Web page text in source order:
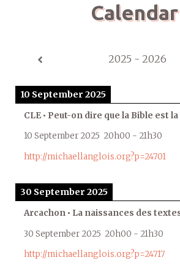
Calendar
2025 - 2026
10 September 2025
CLE • Peut-on dire que la Bible est
10 September 2025 20h00 - 21h30
http://michaellanglois.org?p=24701
30 September 2025
Arcachon • La naissances des
30 September 2025 20h00 - 21h30
http://michaellanglois.org?p=24717